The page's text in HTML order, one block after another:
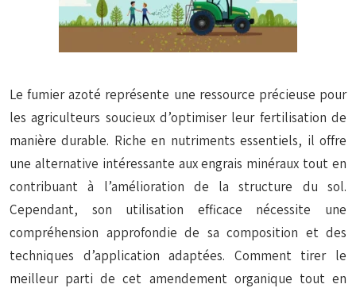
Le fumier azoté représente une ressource précieuse pour
les agriculteurs soucieux d’optimiser leur fertilisation de
manière durable. Riche en nutriments essentiels, il offre
une alternative intéressante aux engrais minéraux tout en
contribuant à l’amélioration de la structure du sol.
Cependant, son utilisation efficace nécessite une
compréhension approfondie de sa composition et des
techniques d’application adaptées. Comment tirer le
meilleur parti de cet amendement organique tout en